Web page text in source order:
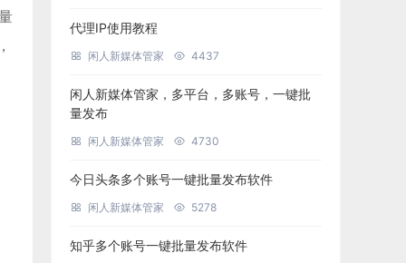
代理IP使用教程
闲人新媒体管家 4437
闲人新媒体管家，多平台，多账号，一键批
量发布
闲人新媒体管家 4730
今日头条多个账号一键批量发布软件
闲人新媒体管家 5278
知乎多个账号一键批量发布软件